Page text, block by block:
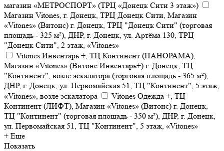
магазин «МЕТРОСПОРТ» (ТРЦ «Донецк Сити 3 этаж»)
Магазин Vitones, г. Донецк, ТРЦ Донецк Сити, Магазин
«Vitones» (Витонс) г. Донецк, ТРЦ "Донецк Сити" (торговая
площадь - 325 м²), ДНР, г. Донецк, ул. Артёма 130, ТРЦ
"Донецк Сити", 2 этаж, «Vitones»
Vitones Инвентарь +, ТЦ Континент (ПАНОРАМА),
Магазин «Vitones» (Витонс Инвентарь+) г. Донецк, ТЦ
"Континент", возле эскалатора (торговая площадь - 365 м²),
ДНР, г. Донецк, ул. Первомайская 51, ТЦ "Континент", 5 этаж,
«Vitones», возле эскалатора
Vitones Одежда +, ТЦ
Континент (ЛИФТ), Магазин «Vitones» (Витонс) г. Донецк,
ТЦ "Континент" (торговая площадь - 350 м²), ДНР, г. Донецк,
ул. Первомайская 51, ТЦ "Континент", 5 этаж, «Vitones»
+ Еще
Показать